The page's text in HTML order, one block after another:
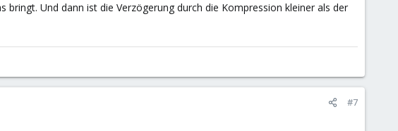
Und dann ist die Verzögerung durch die Kompression kleiner als der
#7